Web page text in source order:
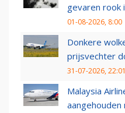
gevaren rook
01-08-2026, 8:00
Donkere
prijsvechter
31-07-2026, 22:01
Malaysia